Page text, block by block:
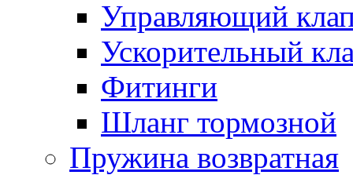
Управляющий
Ускорительный
Фитинги
Шланг тормозной
Пружина возвратная